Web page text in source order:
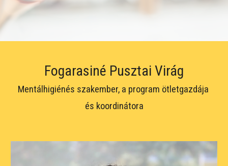
Fogarasiné Pusztai Virág
Mentálhigiénés szakember, a program ötletgazdája
és koordinátora